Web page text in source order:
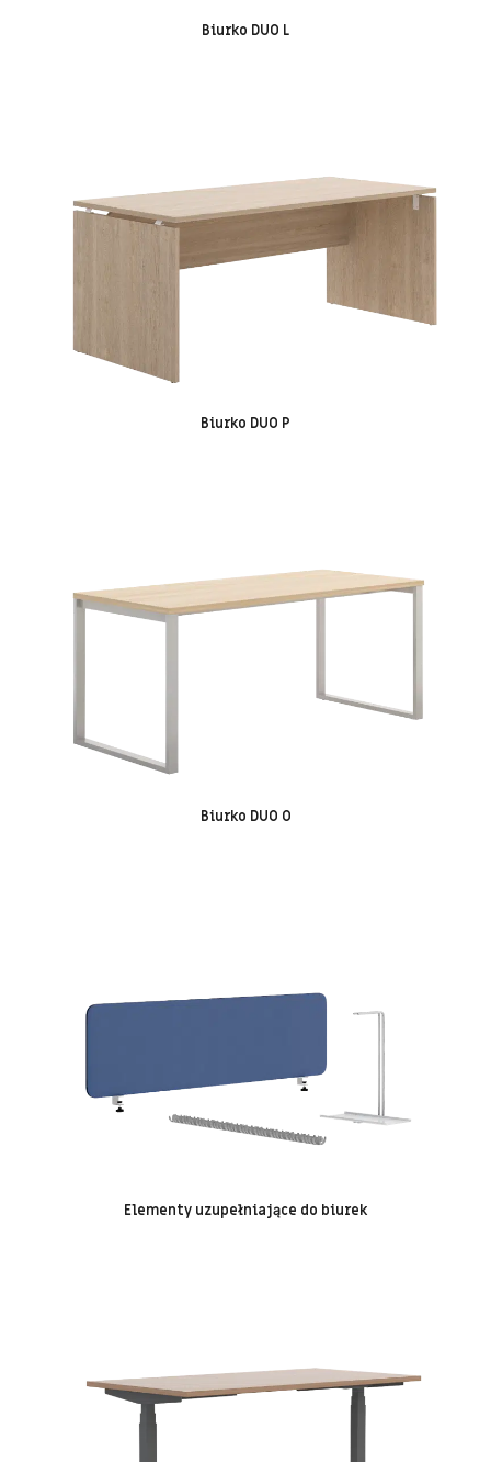
Biurko DUO L
Biurko DUO P
Biurko DUO O
Elementy uzupełniające do biurek